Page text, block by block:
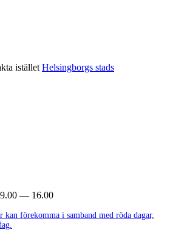
iställetHelsingborgs stads
— 16.00
kan förekomma i samband med röda dagar,